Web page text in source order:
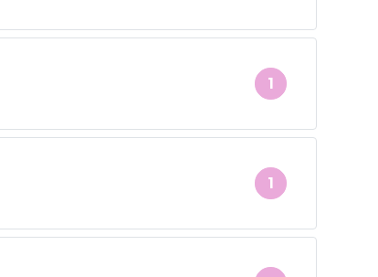
1
1